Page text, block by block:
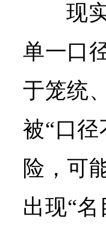
现
单一口
于笼统
被“口
险，可
出现“